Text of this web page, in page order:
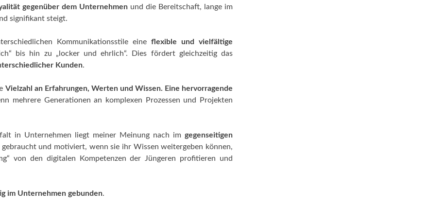
gegenüber dem Unternehmen und die Bereitschaft, lange im
signifikant steigt.
Kommunikationsstile eine flexible und vielfältige
bis hin zu „locker und ehrlich“. Dies fördert gleichzeitig das
Kunden.
Vielzahl an Erfahrungen, Werten und Wissen. Eine hervorragende
mehrere Generationen an komplexen Prozessen und Projekten
in Unternehmen liegt meiner Meinung nach im gegenseitigen
und motiviert, wenn sie ihr Wissen weitergeben können,
von den digitalen Kompetenzen der Jüngeren profitieren und
im Unternehmen gebunden.